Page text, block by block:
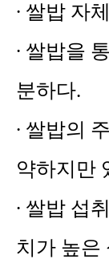
∙ 쌀밥 자
∙ 쌀밥을
분하다.
∙ 쌀밥의
약하지만
∙ 쌀밥 섭
치가 높은